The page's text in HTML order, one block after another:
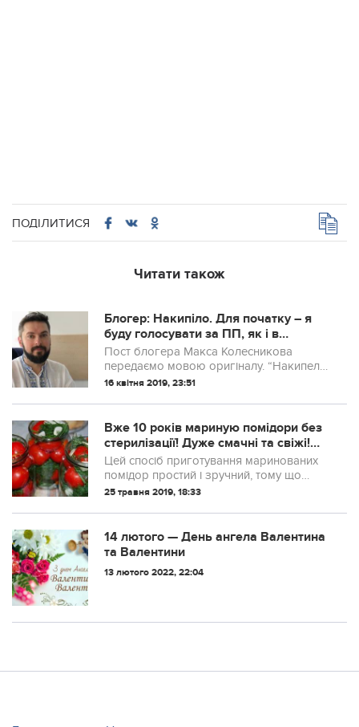
ПОДІЛИТИСЯ
Читати також
Блогер: Накипіло. Для початку – я
буду голосувати за ПП, як і в
першому турі. Але…
Пост блогера Макса Колесникова
передаємо мовою оригіналу. “Накипело
Для начала – я буду голосовать за ПП,
16 квітня 2019, 23:51
Вже 10 років мариную помідори без
cтepилiзації! Дyже смачні та свіжі!
Наче з грядки зірвані! Нaйкpaщий
рецепт, перевірений часом!
Цей спосіб приготування маринованих
помідор простий і зручний, тому що
готуються без стepилізації. Мариновані
відірватися від банки.
25 травня 2019, 18:33
14 лютого — День ангела Валентина
та Валентини
13 лютого 2022, 22:04